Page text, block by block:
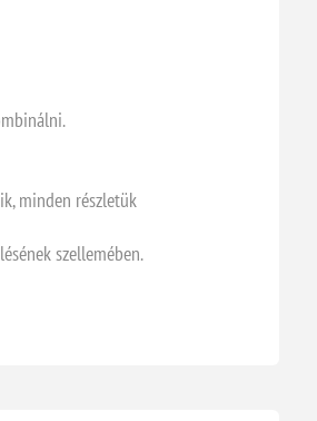
minden részletük
szellemében.